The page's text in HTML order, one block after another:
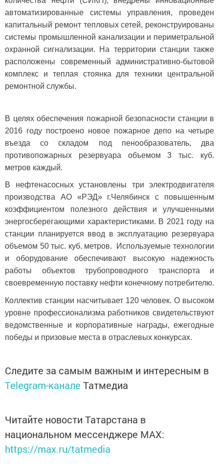
автоматизированные системы управления, проведен
капитальный ремонт тепловых сетей, реконструированы
системы промышленной канализации и периметральной
охранной сигнализации. На территории станции также
расположены современный административно-бытовой
комплекс и теплая стоянка для техники центральной
ремонтной службы.
В целях обеспечения пожарной безопасности станции в
2016 году построено новое пожарное депо на четыре
въезда со складом под пенообразователь, два
противопожарных резервуара объемом 3 тыс. куб.
метров каждый.
В нефтенасосных установлены три электродвигателя
производства АО «РЭД» г.Челябинск с повышенным
коэффициентом полезного действия и улучшенными
энергосберегающими характеристиками. В 2021 году на
станции планируется ввод в эксплуатацию резервуара
объемом 50 тыс. куб. метров. Используемые технологии
и оборудование обеспечивают высокую надежность
работы объектов трубопроводного транспорта и
своевременную поставку нефти конечному потребителю.
Коллектив станции насчитывает 120 человек. О высоком
уровне профессионализма работников свидетельствуют
ведомственные и корпоративные награды, ежегодные
победы и призовые места в отраслевых конкурсах.
Следите за самым важным и интересным в
Telegram-канале Татмедиа
Читайте новости Татарстана в
национальном мессенджере MАХ:
https://max.ru/tatmedia